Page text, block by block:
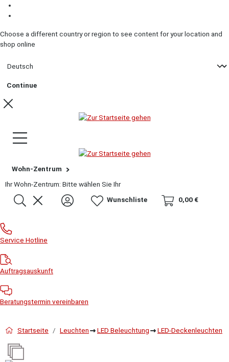
Choose a different country or region to see content for your location and
shop online
Continue
Wohn-Zentrum
Ihr Wohn-Zentrum: Bitte wählen Sie Ihr
Wunschliste
0,00 €
Service Hotline
Auftragsauskunft
Beratungstermin vereinbaren
Startseite Leuchten LED Beleuchtung LED-Deckenleuchten
Bildergalerie überspringen